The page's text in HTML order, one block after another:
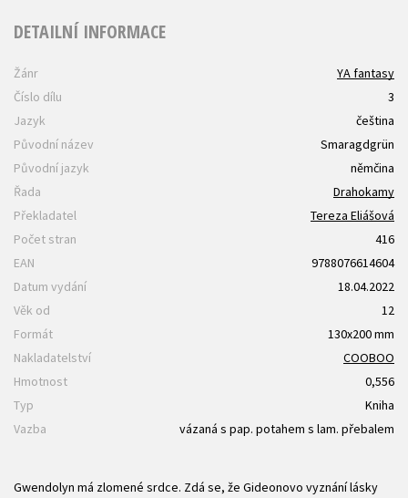
DETAILNÍ INFORMACE
Žánr
YA fantasy
Číslo dílu
3
Jazyk
čeština
Původní název
Smaragdgrün
Původní jazyk
němčina
Řada
Drahokamy
Překladatel
Tereza Eliášová
Počet stran
416
EAN
9788076614604
Datum vydání
18.04.2022
Věk od
12
Formát
130x200 mm
Nakladatelství
COOBOO
Hmotnost
0,556
Typ
Kniha
Vazba
vázaná s pap. potahem s lam. přebalem
Gwendolyn má zlomené srdce. Zdá se, že Gideonovo vyznání lásky